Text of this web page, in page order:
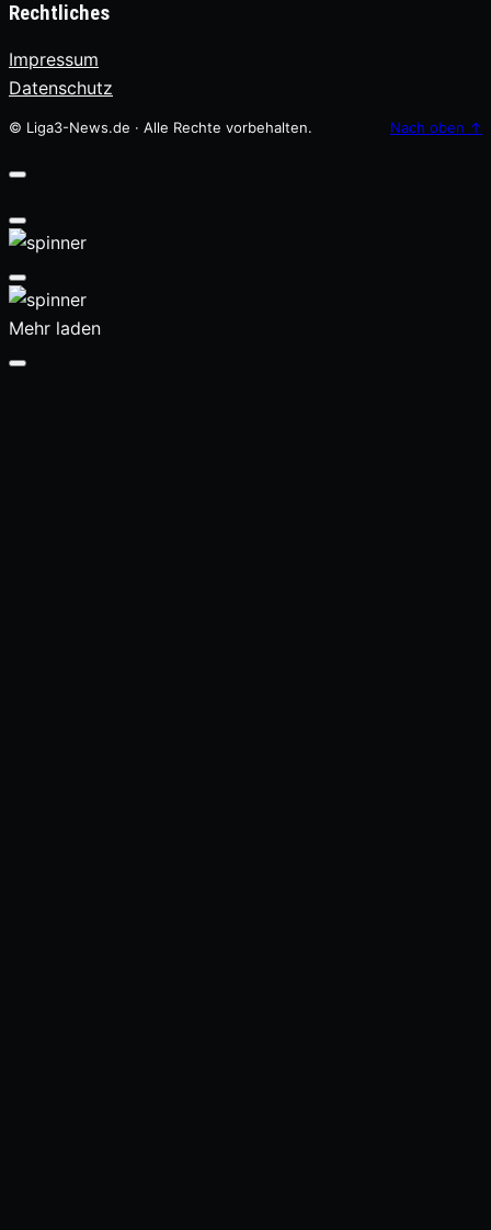
Rechtliches
Impressum
Datenschutz
© Liga3-News.de · Alle Rechte vorbehalten. Nach oben ↑
Mehr laden